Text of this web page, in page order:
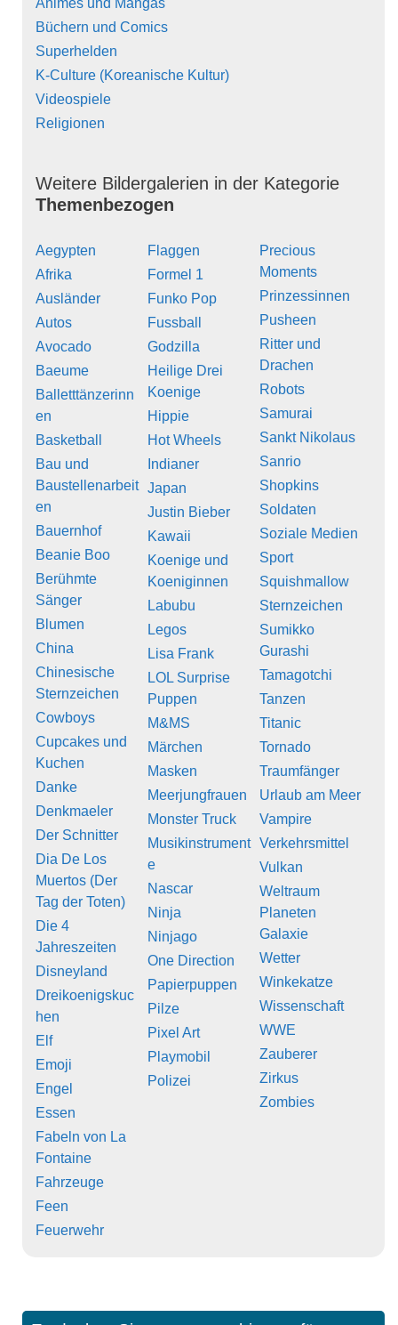
Büchern und Comics
Superhelden
K-Culture (Koreanische Kultur)
Videospiele
Religionen
Weitere Bildergalerien in der Kategorie
Themenbezogen
Aegypten
Afrika
Ausländer
Autos
Avocado
Baeume
Balletttänzerinn
en
Basketball
Bau und
Baustellenarbeit
en
Bauernhof
Beanie Boo
Berühmte
Sänger
Blumen
China
Chinesische
Sternzeichen
Cowboys
Cupcakes und
Kuchen
Danke
Denkmaeler
Der Schnitter
Dia De Los
Muertos (Der
Tag der Toten)
Die 4
Jahreszeiten
Disneyland
Dreikoenigskuc
hen
Elf
Emoji
Engel
Essen
Fabeln von La
Fontaine
Fahrzeuge
Feen
Feuerwehr
Flaggen
Formel 1
Funko Pop
Fussball
Godzilla
Heilige Drei
Koenige
Hippie
Hot Wheels
Indianer
Japan
Justin Bieber
Kawaii
Koenige und
Koeniginnen
Labubu
Legos
Lisa Frank
LOL Surprise
Puppen
M&MS
Märchen
Masken
Meerjungfrauen
Monster Truck
Musikinstrument
e
Nascar
Ninja
Ninjago
One Direction
Papierpuppen
Pilze
Pixel Art
Playmobil
Polizei
Precious
Moments
Prinzessinnen
Pusheen
Ritter und
Drachen
Robots
Samurai
Sankt Nikolaus
Sanrio
Shopkins
Soldaten
Soziale Medien
Sport
Squishmallow
Sternzeichen
Sumikko
Gurashi
Tamagotchi
Tanzen
Titanic
Tornado
Traumfänger
Urlaub am Meer
Vampire
Verkehrsmittel
Vulkan
Weltraum
Planeten
Galaxie
Wetter
Winkekatze
Wissenschaft
WWE
Zauberer
Zirkus
Zombies